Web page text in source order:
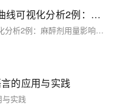
R语言逻辑回归logistic模型ROC曲线可视化分析2例：麻醉剂用量影响、汽车购买行为2
R语言逻辑回归logistic模型ROC曲线可视化分析2例：麻醉剂用量影响、汽车购买行为
的应用与实践
实践